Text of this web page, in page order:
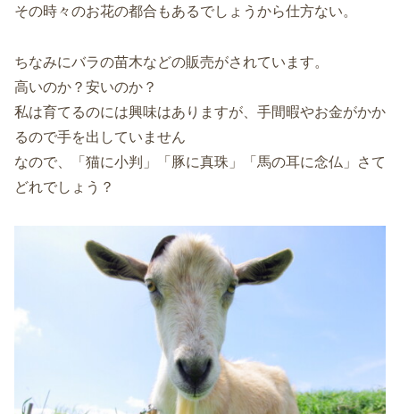
その時々のお花の都合もあるでしょうから仕方ない。
ちなみにバラの苗木などの販売がされています。
高いのか？安いのか？
私は育てるのには興味はありますが、手間暇やお金がかか
るので手を出していません
なので、「猫に小判」「豚に真珠」「馬の耳に念仏」さて
どれでしょう？